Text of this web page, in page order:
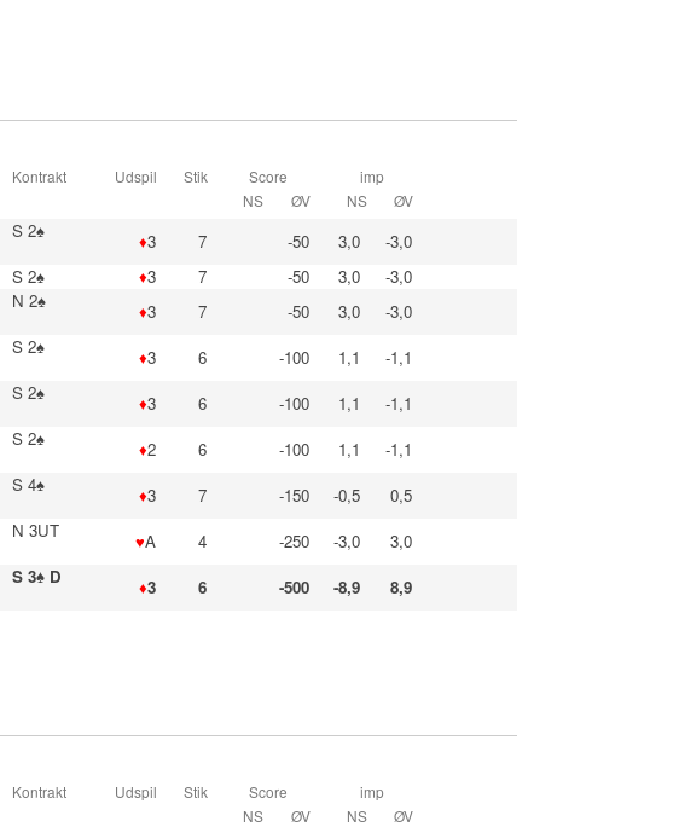
Kontrakt Udspil Stik
Score
NS
ØV
imp
NS
ØV
S 2♠ ♦3 7 -50 3,0
-3,0
S 2♠ ♦3 7 -50 3,0
-3,0
N 2♠ ♦3 7 -50 3,0
-3,0
S 2♠ ♦3 6 -100 1,1
-1,1
S 2♠ ♦3 6 -100 1,1
-1,1
S 2♠ ♦2 6 -100 1,1
-1,1
S 4♠ ♦3 7 -150 -0,5
0,5
N 3UT ♥A 4 -250 -3,0
3,0
S 3♠ D ♦3 6 -500 -8,9 8,9
Kontrakt Udspil Stik
Score
NS
ØV
imp
NS
ØV